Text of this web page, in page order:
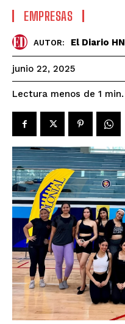
EMPRESAS
AUTOR: El Diario HN
junio 22, 2025
Lectura menos de 1 min.